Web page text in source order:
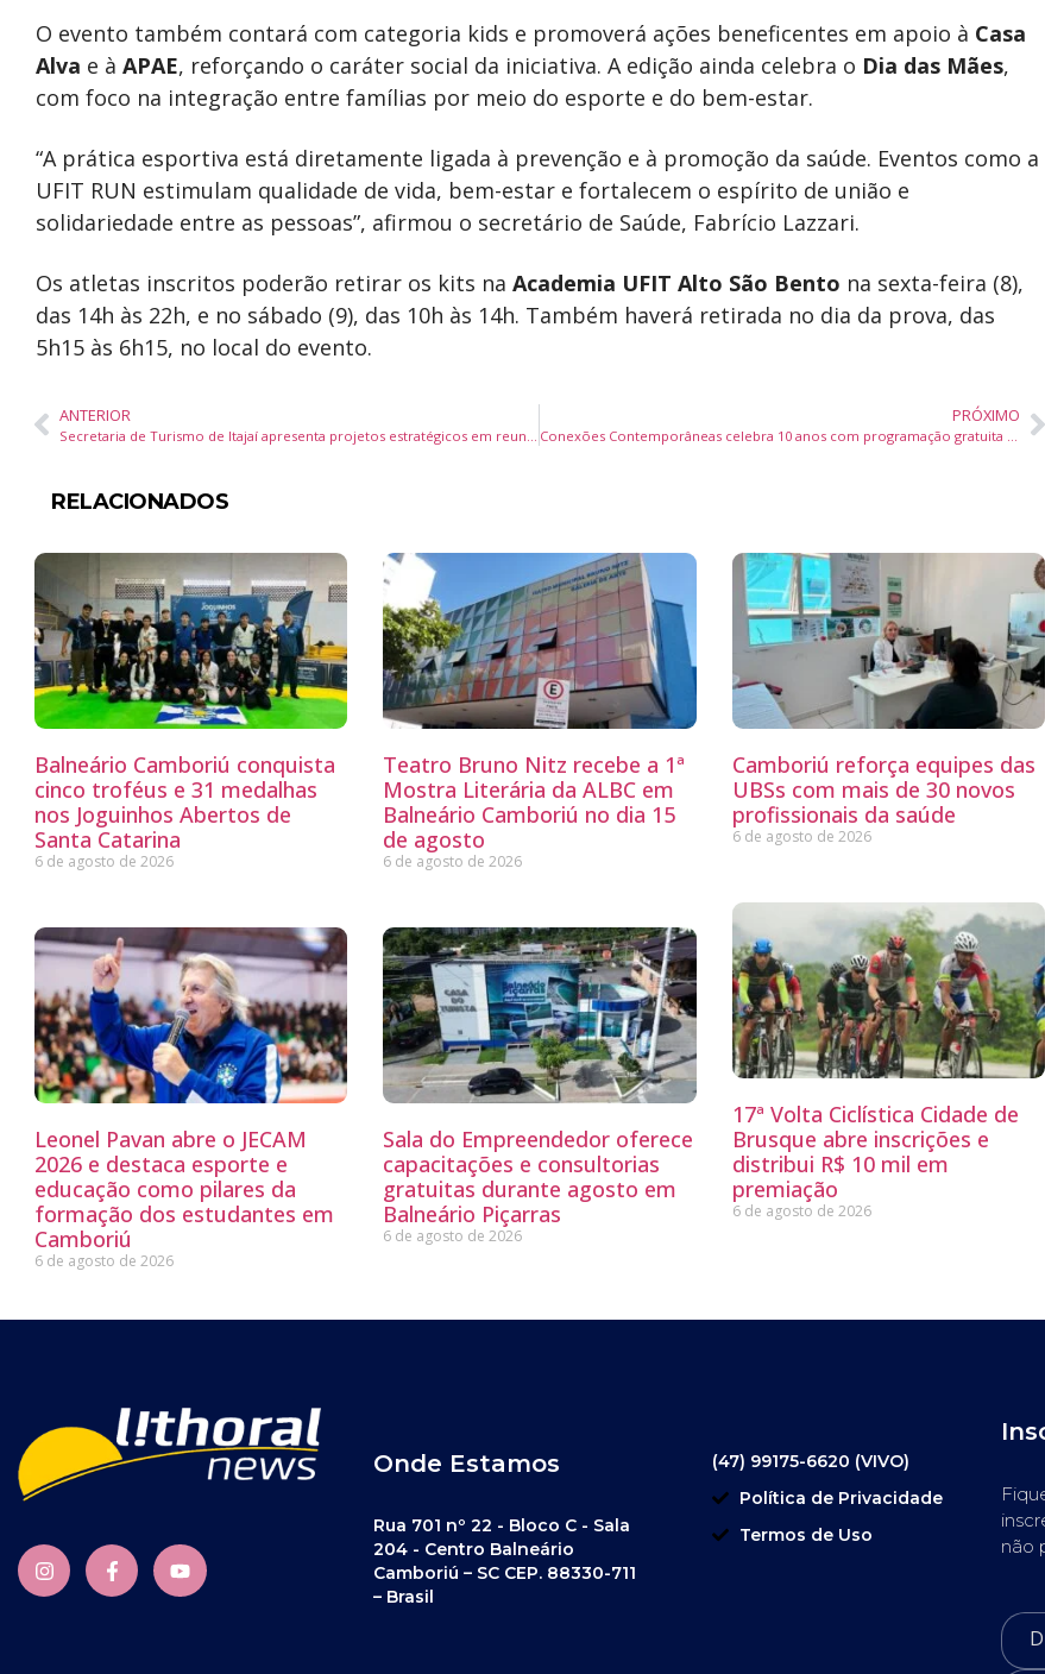
O evento também contará com categoria kids e promoverá ações beneficentes em apoio à Casa
Alva e à APAE, reforçando o caráter social da iniciativa. A edição ainda celebra o Dia das Mães,
com foco na integração entre famílias por meio do esporte e do bem-estar.
“A prática esportiva está diretamente ligada à prevenção e à promoção da saúde. Eventos como a
UFIT RUN estimulam qualidade de vida, bem-estar e fortalecem o espírito de união e
solidariedade entre as pessoas”, afirmou o secretário de Saúde, Fabrício Lazzari.
Os atletas inscritos poderão retirar os kits na Academia UFIT Alto São Bento na sexta-feira (8),
das 14h às 22h, e no sábado (9), das 10h às 14h. Também haverá retirada no dia da prova, das
5h15 às 6h15, no local do evento.
ANTERIOR PRÓXIMO
RELACIONADOS
Balneário Camboriú conquista
cinco troféus e 31 medalhas
nos Joguinhos Abertos de
Santa Catarina
6 de agosto de 2026
Teatro Bruno Nitz recebe a 1ª
Mostra Literária da ALBC em
Balneário Camboriú no dia 15
de agosto
6 de agosto de 2026
Camboriú reforça equipes das
UBSs com mais de 30 novos
profissionais da saúde
6 de agosto de 2026
Leonel Pavan abre o JECAM
2026 e destaca esporte e
educação como pilares da
formação dos estudantes em
Camboriú
6 de agosto de 2026
Sala do Empreendedor oferece
capacitações e consultorias
gratuitas durante agosto em
Balneário Piçarras
6 de agosto de 2026
17ª Volta Ciclística Cidade de
Brusque abre inscrições e
distribui R$ 10 mil em
premiação
6 de agosto de 2026
Onde Estamos
Rua 701 nº 22 - Bloco C - Sala
204 - Centro Balneário
Camboriú – SC CEP. 88330-711
– Brasil
(47) 99175-6620 (VIVO)
Política de Privacidade
Termos de Uso
não